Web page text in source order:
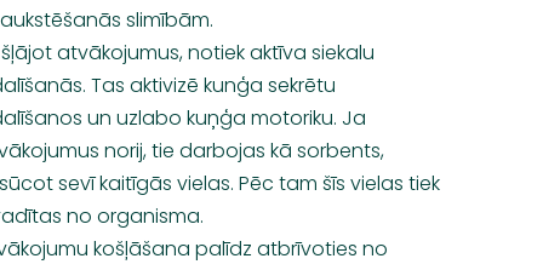
slimībām.
atvākojumus, notiek aktīva siekalu
Tas aktivizē kunģa sekrētu
un uzlabo kuņģa motoriku. Ja
norij, tie darbojas kā sorbents,
sevī kaitīgās vielas. Pēc tam šīs vielas tiek
no organisma.
košļāšana palīdz atbrīvoties no